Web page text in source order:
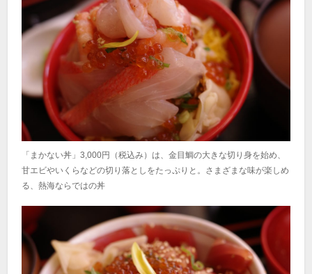
「まかない丼」3,000円（税込み）は、金目鯛の大きな切り身を始め、
甘エビやいくらなどの切り落としをたっぷりと。さまざまな味が楽しめ
る、熱海ならではの丼